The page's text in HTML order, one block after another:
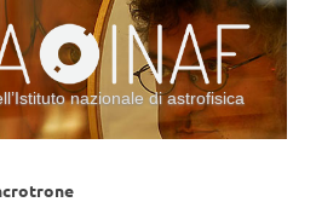
nazionale di astrofisica